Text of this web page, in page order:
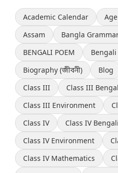
Academic Calendar
Assam
Bangla
BENGALI POEM
Biography (জীবনী)
Blog
Class III
Class III
Class III Environment
Class IV
Class IV Bengali
Class IV Environment
Class IV Mathematics